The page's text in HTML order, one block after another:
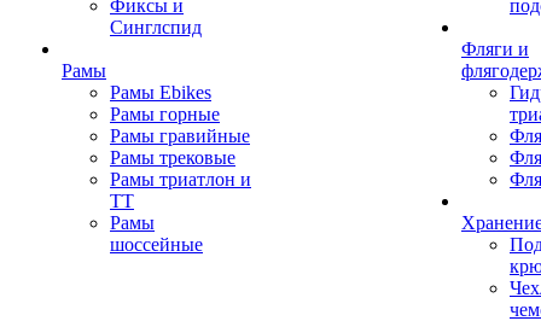
Фиксы и
Синглспид
Рамы
Рамы Ebikes
Рамы горные
Рамы гравийные
Рамы трековые
Рамы триатлон и
ТТ
Рамы
шоссейные
Фляги и